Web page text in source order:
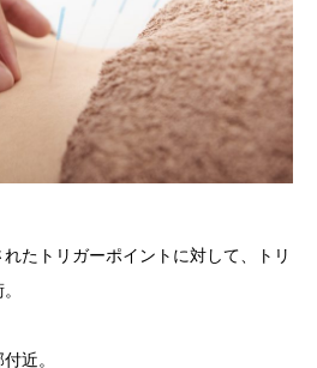
たトリガーポイントに対して、トリ
近。